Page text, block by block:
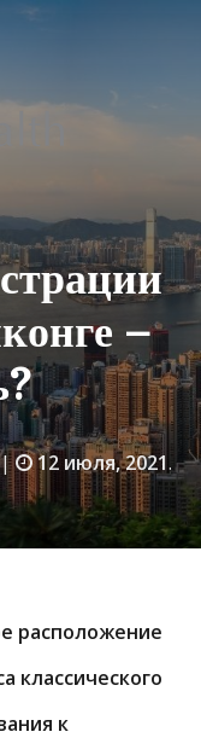
–
12 июля, 2021.
расположение
классического
к